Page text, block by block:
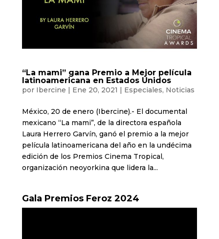
“La mami” gana Premio a Mejor película
latinoamericana en Estados Unidos
por Ibercine | Ene 20, 2021 | Especiales, Noticias
México, 20 de enero (Ibercine).- El documental
mexicano “La mami”, de la directora española
Laura Herrero Garvín, ganó el premio a la mejor
película latinoamericana del año en la undécima
edición de los Premios Cinema Tropical,
organización neoyorkina que lidera la...
Gala Premios Feroz 2024